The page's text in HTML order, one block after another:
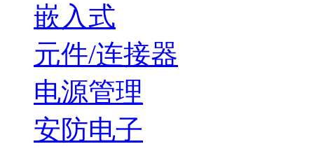
嵌入式
元件/连接器
电源管理
安防电子